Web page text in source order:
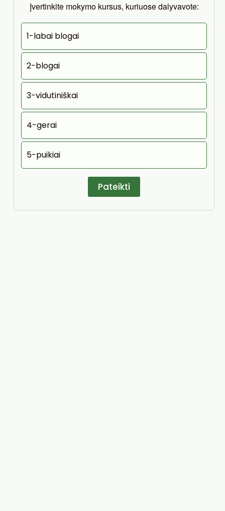
Įvertinkite mokymo kursus, kuriuose dalyvavote:
1-labai blogai
2-blogai
3-vidutiniškai
4-gerai
5-puikiai